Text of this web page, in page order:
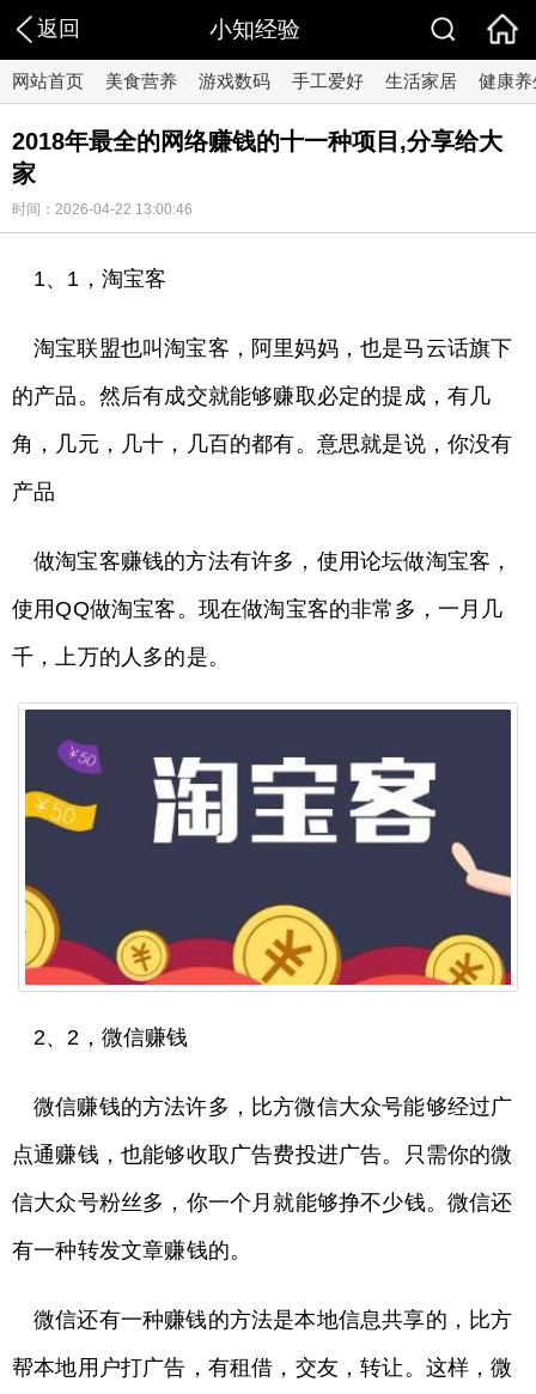
返回 小知经验
网站首页 美食营养 游戏数码 手工爱好 生活家居 健康养
2018年最全的网络赚钱的十一种项目,分享给大
家
时间：2026-04-22 13:00:46
1、1，淘宝客
淘宝联盟也叫淘宝客，阿里妈妈，也是马云话旗下
的产品。然后有成交就能够赚取必定的提成，有几
角，几元，几十，几百的都有。意思就是说，你没有
产品
做淘宝客赚钱的方法有许多，使用论坛做淘宝客，
使用QQ做淘宝客。现在做淘宝客的非常多，一月几
千，上万的人多的是。
2、2，微信赚钱
微信赚钱的方法许多，比方微信大众号能够经过广
点通赚钱，也能够收取广告费投进广告。只需你的微
信大众号粉丝多，你一个月就能够挣不少钱。微信还
有一种转发文章赚钱的。
微信还有一种赚钱的方法是本地信息共享的，比方
帮本地用户打广告，有租借，交友，转让。这样，微